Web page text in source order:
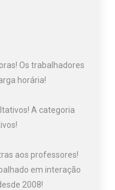
Os trabalhadores
horária!
A categoria
aos professores!
em interação
2008!